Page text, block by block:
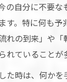
の自分に不要な
す。特に何も予
れの到来」や「
れていることが
た時は、何か